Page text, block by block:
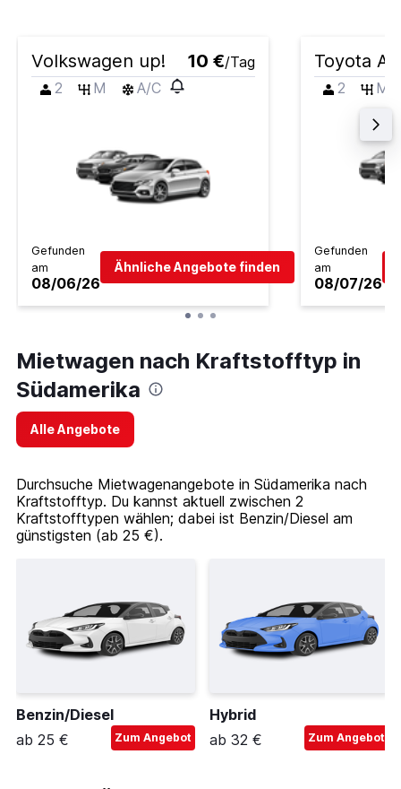
Volkswagen up! 10 €/Tag
2
M A/C
Gefunden
am
08/06/26
Ähnliche Angebote finden
Toyota
2 M
Gefunden
am
08/07/26
Mietwagen nach Kraftstofftyp in
Südamerika
Alle Angebote
Durchsuche Mietwagenangebote in Südamerika nach
Kraftstofftyp. Du kannst aktuell zwischen 2
Kraftstofftypen wählen; dabei ist Benzin/Diesel am
günstigsten (ab 25 €).
Benzin/Diesel
ab 25 €
Zum Angebot
Hybrid
ab 32 €
Zum Angebot